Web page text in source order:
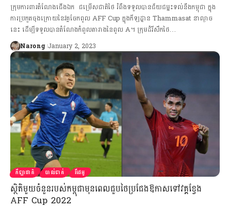
ក្រុមការពារតំណែងជើងឯក​ ជម្រើសជាតិថៃ រំពឹងទទួលបានជ័យជម្នះទល់នឹងកម្ពុជា ក្នុង
ការប្រកួតចុងក្រោយនៃវគ្គចែកពូល AFF Cup ក្នុងកីឡដ្ឋាន Thammasat នាល្ងាច
នេះ ដើម្បីទទួលបានតំណែងកំពូលតារាងនៃពូល A។ ក្រុមដំរីសឹកថៃ…
Narong January 2, 2023
កីឡាជាតិ បាល់ទាត់ វីដេអូ
ស្ថិតិមួយចំនួនរបស់កម្ពុជាមុនពេលជួបថៃប្រជែងឱកាសទៅវគ្គខ្វែង
AFF Cup 2022